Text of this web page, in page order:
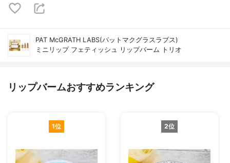
PAT McGRATH LABS(パットマクグラスラブス)
ミニリップ フェティッシュ リップバーム トリオ
リップバームおすすめランキング
1位 2位